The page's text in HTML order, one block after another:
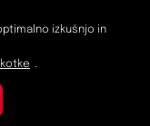
generacije
izkušnjo in
.